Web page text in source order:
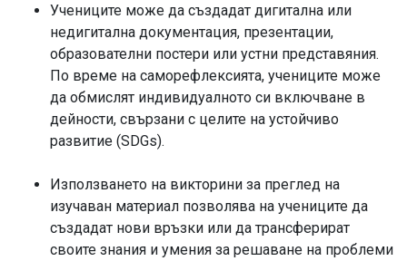
Учениците може да създадат дигитална или
недигитална документация, презентации,
образователни постери или устни представяния.
По време на саморефлексията, учениците може
да обмислят индивидуалното си включване в
дейности, свързани с целите на устойчиво
развитие (SDGs).
Използването на викторини за преглед на
изучаван материал позволява на учениците да
създадат нови връзки или да трансферират
своите знания и умения за решаване на проблеми